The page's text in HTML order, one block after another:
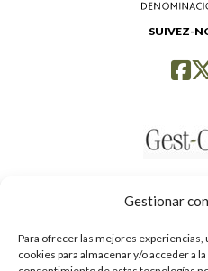
Gestionar
Para ofrecer las mejores
cookies para almacenar y/o acceder a
SUIVEZ-